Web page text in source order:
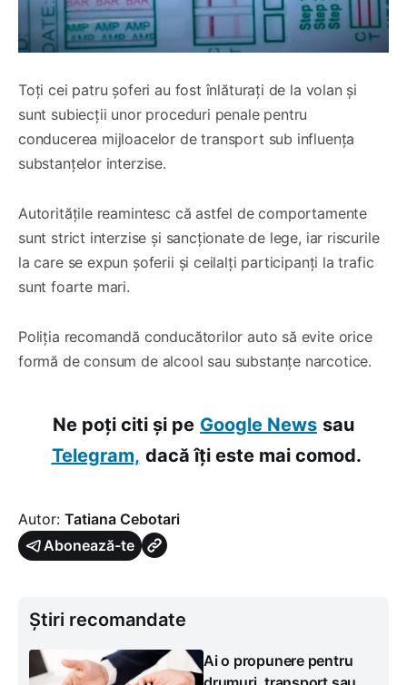
Toți cei patru șoferi au fost înlăturați de la volan și
sunt subiecții unor proceduri penale pentru
conducerea mijloacelor de transport sub influența
substanțelor interzise.
Autoritățile reamintesc că astfel de comportamente
sunt strict interzise și sancționate de lege, iar riscurile
la care se expun șoferii și ceilalți participanți la trafic
sunt foarte mari.
Poliția recomandă conducătorilor auto să evite orice
formă de consum de alcool sau substanțe narcotice.
Ne poți citi și pe Google News sau
Telegram, dacă îți este mai comod.
Autor: Tatiana Cebotari
Abonează-te
Știri recomandate
Ai o propunere pentru